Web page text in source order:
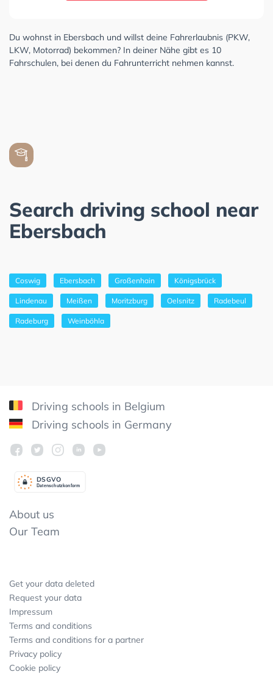
Du wohnst in Ebersbach und willst deine Fahrerlaubnis (PKW,
LKW, Motorrad) bekommen? In deiner Nähe gibt es 10
Fahrschulen, bei denen du Fahrunterricht nehmen kannst.
Search driving school near
Ebersbach
Coswig Ebersbach Großenhain Königsbrück
Lindenau Meißen Moritzburg Oelsnitz Radebeul
Radeburg Weinböhla
Driving schools in Belgium
Driving schools in Germany
Datenschutzkonform
DSGVO
About us
Our Team
Get your data deleted
Request your data
Impressum
Terms and conditions
Terms and conditions for a partner
Privacy policy
Cookie policy